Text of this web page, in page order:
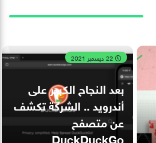
بعد النجاح الكبير على
أندرويد .. الشركة تكشف
عن متصفح
DuckDuckGo